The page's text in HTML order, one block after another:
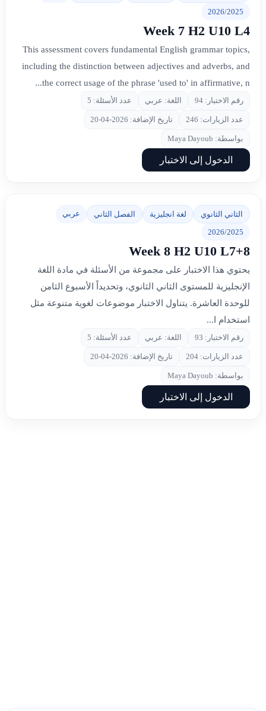
2026/2025
Week 7 H2 U10 L4
This assessment covers fundamental English grammar topics,
including the distinction between adjectives and adverbs, and
the correct usage of the phrase 'used to' in affirmative, n...
رقم الاختبار: 94 اللغة: عربي عدد الأسئلة: 5
عدد الزيارات: 246 تاريخ الإضافة: 2026-04-20
بواسطة: Maya Dayoub
الدخول إلى الاختبار
الثاني الثانوي لغة انجليزية الفصل الثاني عربي
2026/2025
Week 8 H2 U10 L7+8
يحتوي هذا الاختبار على مجموعة من الأسئلة في مادة اللغة
الإنجليزية للمستوى الثاني الثانوي، وتحديداً الأسبوع الثامن
للوحدة العاشرة. يتناول الاختبار موضوعات لغوية متنوعة مثل
استخدام ا...
رقم الاختبار: 93 اللغة: عربي عدد الأسئلة: 5
عدد الزيارات: 204 تاريخ الإضافة: 2026-04-20
بواسطة: Maya Dayoub
الدخول إلى الاختبار